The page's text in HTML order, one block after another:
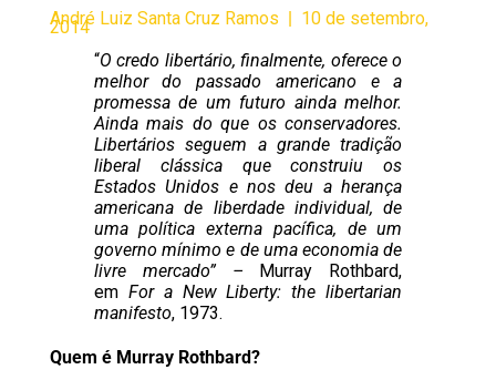
André Luiz Santa Cruz Ramos | 10 de setembro,
2014
“O credo libertário, finalmente, oferece o
melhor do passado americano e a
promessa de um futuro ainda melhor.
Ainda mais do que os conservadores.
Libertários seguem a grande tradição
liberal clássica que construiu os
Estados Unidos e nos deu a herança
americana de liberdade individual, de
uma política externa pacífica, de um
governo mínimo e de uma economia de
livre mercado” – Murray Rothbard,
em For a New Liberty: the libertarian
manifesto, 1973.
Quem é Murray Rothbard?